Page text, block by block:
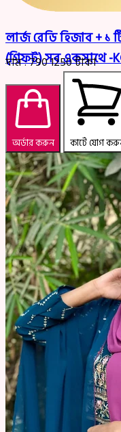
লার্জ রেডি হিজাব + ১
(গিফট) সব একসাথে -
দাম :7901250টাকা
অর্ডার করুন কার্টে যোগ